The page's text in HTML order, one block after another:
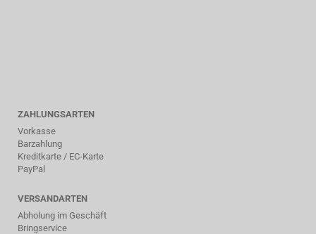
ZAHLUNGSARTEN
Vorkasse
Barzahlung
Kreditkarte / EC-Karte
PayPal
VERSANDARTEN
Abholung im Geschäft
Bringservice